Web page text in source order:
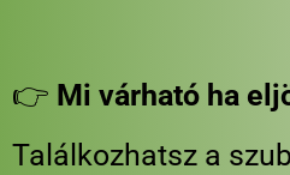
👉 Mi várható ha
Találkozhatsz a